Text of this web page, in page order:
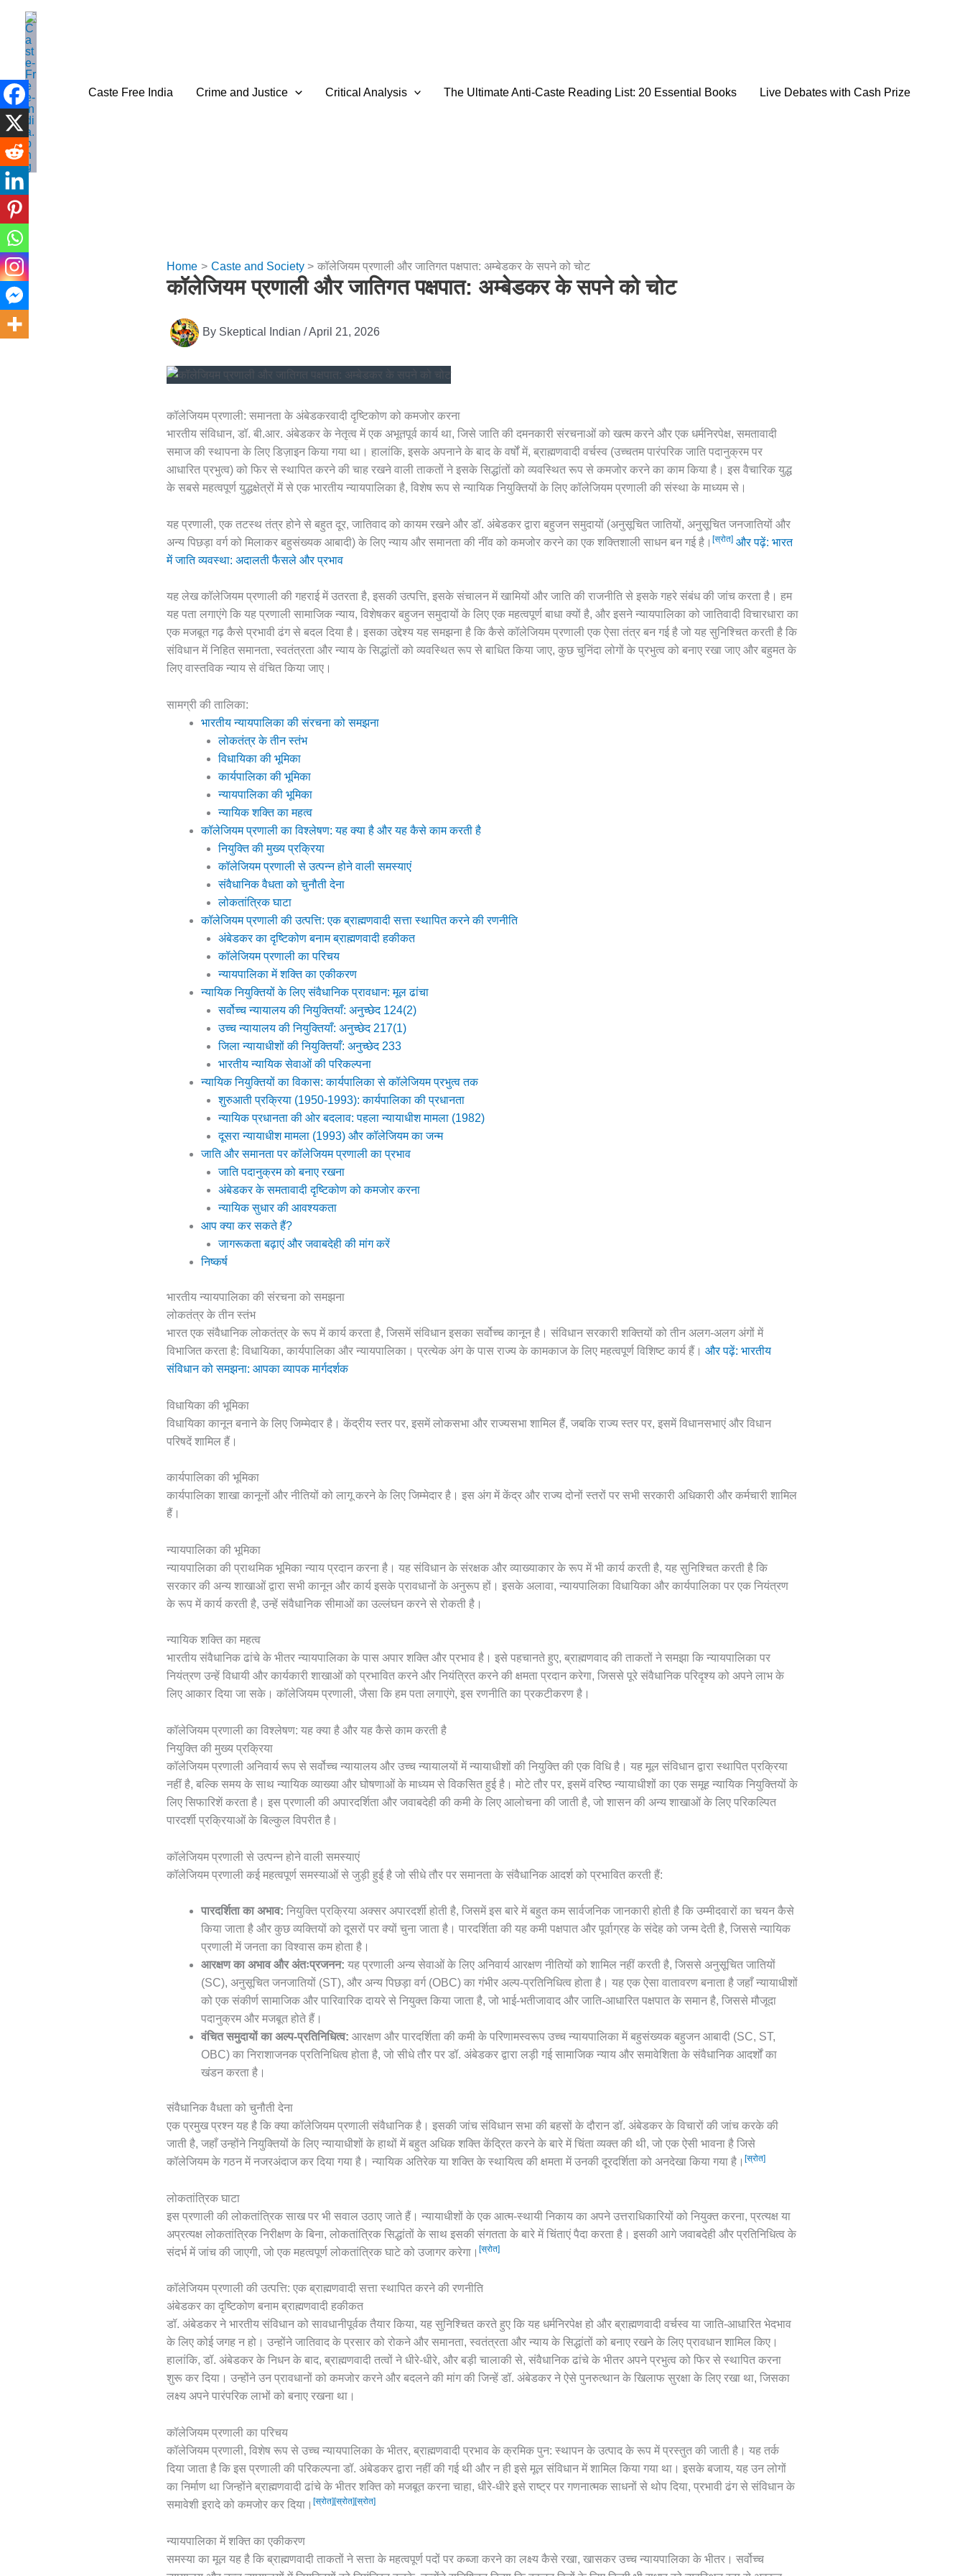
content
Caste Free India Crime and Justice Critical Analysis The Ultimate Anti-Caste Reading List: 20 Essential Books Live Debates with Cash Prize
Home Caste and Society कॉलेजियम प्रणाली और जातिगत पक्षपात: अम्बेडकर के सपने को चोट
कॉलेजियम प्रणाली और जातिगत पक्षपात: अम्बेडकर के सपने को चोट
By Skeptical Indian /April 21, 2026
कॉलेजियम प्रणाली: समानता के अंबेडकरवादी दृष्टिकोण को कमजोर करना
भारतीय संविधान, डॉ. बी.आर. अंबेडकर के नेतृत्व में एक अभूतपूर्व कार्य था, जिसे जाति की दमनकारी संरचनाओं को खत्म करने और एक धर्मनिरपेक्ष, समतावादी
समाज की स्थापना के लिए डिज़ाइन किया गया था। हालांकि, इसके अपनाने के बाद के वर्षों में, ब्राह्मणवादी वर्चस्व (उच्चतम पारंपरिक जाति पदानुक्रम पर
आधारित प्रभुत्व) को फिर से स्थापित करने की चाह रखने वाली ताकतों ने इसके सिद्धांतों को व्यवस्थित रूप से कमजोर करने का काम किया है। इस वैचारिक युद्ध
के सबसे महत्वपूर्ण युद्धक्षेत्रों में से एक भारतीय न्यायपालिका है, विशेष रूप से न्यायिक नियुक्तियों के लिए कॉलेजियम प्रणाली की संस्था के माध्यम से।
यह प्रणाली, एक तटस्थ तंत्र होने से बहुत दूर, जातिवाद को कायम रखने और डॉ. अंबेडकर द्वारा बहुजन समुदायों (अनुसूचित जातियों, अनुसूचित जनजातियों और
अन्य पिछड़ा वर्ग को मिलाकर बहुसंख्यक आबादी) के लिए न्याय और समानता की नींव को कमजोर करने का एक शक्तिशाली साधन बन गई है। [स्रोत] और पढ़ें: भारत
में जाति व्यवस्था: अदालती फैसले और प्रभाव
यह लेख कॉलेजियम प्रणाली की गहराई में उतरता है, इसकी उत्पत्ति, इसके संचालन में खामियों और जाति की राजनीति से इसके गहरे संबंध की जांच करता है। हम
यह पता लगाएंगे कि यह प्रणाली सामाजिक न्याय, विशेषकर बहुजन समुदायों के लिए एक महत्वपूर्ण बाधा क्यों है, और इसने न्यायपालिका को जातिवादी विचारधारा का
एक मजबूत गढ़ कैसे प्रभावी ढंग से बदल दिया है। इसका उद्देश्य यह समझना है कि कैसे कॉलेजियम प्रणाली एक ऐसा तंत्र बन गई है जो यह सुनिश्चित करती है कि
संविधान में निहित समानता, स्वतंत्रता और न्याय के सिद्धांतों को व्यवस्थित रूप से बाधित किया जाए, कुछ चुनिंदा लोगों के प्रभुत्व को बनाए रखा जाए और बहुमत के
लिए वास्तविक न्याय से वंचित किया जाए।
सामग्री की तालिका:
भारतीय न्यायपालिका की संरचना को समझना
लोकतंत्र के तीन स्तंभ
विधायिका की भूमिका
कार्यपालिका की भूमिका
न्यायपालिका की भूमिका
न्यायिक शक्ति का महत्व
कॉलेजियम प्रणाली का विश्लेषण: यह क्या है और यह कैसे काम करती है
नियुक्ति की मुख्य प्रक्रिया
कॉलेजियम प्रणाली से उत्पन्न होने वाली समस्याएं
संवैधानिक वैधता को चुनौती देना
लोकतांत्रिक घाटा
कॉलेजियम प्रणाली की उत्पत्ति: एक ब्राह्मणवादी सत्ता स्थापित करने की रणनीति
अंबेडकर का दृष्टिकोण बनाम ब्राह्मणवादी हकीकत
कॉलेजियम प्रणाली का परिचय
न्यायपालिका में शक्ति का एकीकरण
न्यायिक नियुक्तियों के लिए संवैधानिक प्रावधान: मूल ढांचा
सर्वोच्च न्यायालय की नियुक्तियाँ: अनुच्छेद 124(2)
उच्च न्यायालय की नियुक्तियाँ: अनुच्छेद 217(1)
जिला न्यायाधीशों की नियुक्तियाँ: अनुच्छेद 233
भारतीय न्यायिक सेवाओं की परिकल्पना
न्यायिक नियुक्तियों का विकास: कार्यपालिका से कॉलेजियम प्रभुत्व तक
शुरुआती प्रक्रिया (1950-1993): कार्यपालिका की प्रधानता
न्यायिक प्रधानता की ओर बदलाव: पहला न्यायाधीश मामला (1982)
दूसरा न्यायाधीश मामला (1993) और कॉलेजियम का जन्म
जाति और समानता पर कॉलेजियम प्रणाली का प्रभाव
जाति पदानुक्रम को बनाए रखना
अंबेडकर के समतावादी दृष्टिकोण को कमजोर करना
न्यायिक सुधार की आवश्यकता
आप क्या कर सकते हैं?
जागरूकता बढ़ाएं और जवाबदेही की मांग करें
निष्कर्ष
भारतीय न्यायपालिका की संरचना को समझना
लोकतंत्र के तीन स्तंभ
भारत एक संवैधानिक लोकतंत्र के रूप में कार्य करता है, जिसमें संविधान इसका सर्वोच्च कानून है। संविधान सरकारी शक्तियों को तीन अलग-अलग अंगों में
विभाजित करता है: विधायिका, कार्यपालिका और न्यायपालिका। प्रत्येक अंग के पास राज्य के कामकाज के लिए महत्वपूर्ण विशिष्ट कार्य हैं। और पढ़ें: भारतीय
संविधान को समझना: आपका व्यापक मार्गदर्शक
विधायिका की भूमिका
विधायिका कानून बनाने के लिए जिम्मेदार है। केंद्रीय स्तर पर, इसमें लोकसभा और राज्यसभा शामिल हैं, जबकि राज्य स्तर पर, इसमें विधानसभाएं और विधान
परिषदें शामिल हैं।
कार्यपालिका की भूमिका
कार्यपालिका शाखा कानूनों और नीतियों को लागू करने के लिए जिम्मेदार है। इस अंग में केंद्र और राज्य दोनों स्तरों पर सभी सरकारी अधिकारी और कर्मचारी शामिल
हैं।
न्यायपालिका की भूमिका
न्यायपालिका की प्राथमिक भूमिका न्याय प्रदान करना है। यह संविधान के संरक्षक और व्याख्याकार के रूप में भी कार्य करती है, यह सुनिश्चित करती है कि
सरकार की अन्य शाखाओं द्वारा सभी कानून और कार्य इसके प्रावधानों के अनुरूप हों। इसके अलावा, न्यायपालिका विधायिका और कार्यपालिका पर एक नियंत्रण
के रूप में कार्य करती है, उन्हें संवैधानिक सीमाओं का उल्लंघन करने से रोकती है।
न्यायिक शक्ति का महत्व
भारतीय संवैधानिक ढांचे के भीतर न्यायपालिका के पास अपार शक्ति और प्रभाव है। इसे पहचानते हुए, ब्राह्मणवाद की ताकतों ने समझा कि न्यायपालिका पर
नियंत्रण उन्हें विधायी और कार्यकारी शाखाओं को प्रभावित करने और नियंत्रित करने की क्षमता प्रदान करेगा, जिससे पूरे संवैधानिक परिदृश्य को अपने लाभ के
लिए आकार दिया जा सके। कॉलेजियम प्रणाली, जैसा कि हम पता लगाएंगे, इस रणनीति का प्रकटीकरण है।
कॉलेजियम प्रणाली का विश्लेषण: यह क्या है और यह कैसे काम करती है
नियुक्ति की मुख्य प्रक्रिया
कॉलेजियम प्रणाली अनिवार्य रूप से सर्वोच्च न्यायालय और उच्च न्यायालयों में न्यायाधीशों की नियुक्ति की एक विधि है। यह मूल संविधान द्वारा स्थापित प्रक्रिया
नहीं है, बल्कि समय के साथ न्यायिक व्याख्या और घोषणाओं के माध्यम से विकसित हुई है। मोटे तौर पर, इसमें वरिष्ठ न्यायाधीशों का एक समूह न्यायिक नियुक्तियों के
लिए सिफारिशें करता है। इस प्रणाली की अपारदर्शिता और जवाबदेही की कमी के लिए आलोचना की जाती है, जो शासन की अन्य शाखाओं के लिए परिकल्पित
पारदर्शी प्रक्रियाओं के बिल्कुल विपरीत है।
कॉलेजियम प्रणाली से उत्पन्न होने वाली समस्याएं
कॉलेजियम प्रणाली कई महत्वपूर्ण समस्याओं से जुड़ी हुई है जो सीधे तौर पर समानता के संवैधानिक आदर्श को प्रभावित करती हैं:
पारदर्शिता का अभाव: नियुक्ति प्रक्रिया अक्सर अपारदर्शी होती है, जिसमें इस बारे में बहुत कम सार्वजनिक जानकारी होती है कि उम्मीदवारों का चयन कैसे
किया जाता है और कुछ व्यक्तियों को दूसरों पर क्यों चुना जाता है। पारदर्शिता की यह कमी पक्षपात और पूर्वाग्रह के संदेह को जन्म देती है, जिससे न्यायिक
प्रणाली में जनता का विश्वास कम होता है।
आरक्षण का अभाव और अंतःप्रजनन: यह प्रणाली अन्य सेवाओं के लिए अनिवार्य आरक्षण नीतियों को शामिल नहीं करती है, जिससे अनुसूचित जातियों
(SC), अनुसूचित जनजातियों (ST), और अन्य पिछड़ा वर्ग (OBC) का गंभीर अल्प-प्रतिनिधित्व होता है। यह एक ऐसा वातावरण बनाता है जहाँ न्यायाधीशों
को एक संकीर्ण सामाजिक और पारिवारिक दायरे से नियुक्त किया जाता है, जो भाई-भतीजावाद और जाति-आधारित पक्षपात के समान है, जिससे मौजूदा
पदानुक्रम और मजबूत होते हैं।
वंचित समुदायों का अल्प-प्रतिनिधित्व: आरक्षण और पारदर्शिता की कमी के परिणामस्वरूप उच्च न्यायपालिका में बहुसंख्यक बहुजन आबादी (SC, ST,
OBC) का निराशाजनक प्रतिनिधित्व होता है, जो सीधे तौर पर डॉ. अंबेडकर द्वारा लड़ी गई सामाजिक न्याय और समावेशिता के संवैधानिक आदर्शों का
खंडन करता है।
संवैधानिक वैधता को चुनौती देना
एक प्रमुख प्रश्न यह है कि क्या कॉलेजियम प्रणाली संवैधानिक है। इसकी जांच संविधान सभा की बहसों के दौरान डॉ. अंबेडकर के विचारों की जांच करके की
जाती है, जहाँ उन्होंने नियुक्तियों के लिए न्यायाधीशों के हाथों में बहुत अधिक शक्ति केंद्रित करने के बारे में चिंता व्यक्त की थी, जो एक ऐसी भावना है जिसे
कॉलेजियम के गठन में नजरअंदाज कर दिया गया है। न्यायिक अतिरेक या शक्ति के स्थायित्व की क्षमता में उनकी दूरदर्शिता को अनदेखा किया गया है। [स्रोत]
लोकतांत्रिक घाटा
इस प्रणाली की लोकतांत्रिक साख पर भी सवाल उठाए जाते हैं। न्यायाधीशों के एक आत्म-स्थायी निकाय का अपने उत्तराधिकारियों को नियुक्त करना, प्रत्यक्ष या
अप्रत्यक्ष लोकतांत्रिक निरीक्षण के बिना, लोकतांत्रिक सिद्धांतों के साथ इसकी संगतता के बारे में चिंताएं पैदा करता है। इसकी आगे जवाबदेही और प्रतिनिधित्व के
संदर्भ में जांच की जाएगी, जो एक महत्वपूर्ण लोकतांत्रिक घाटे को उजागर करेगा। [स्रोत]
कॉलेजियम प्रणाली की उत्पत्ति: एक ब्राह्मणवादी सत्ता स्थापित करने की रणनीति
अंबेडकर का दृष्टिकोण बनाम ब्राह्मणवादी हकीकत
डॉ. अंबेडकर ने भारतीय संविधान को सावधानीपूर्वक तैयार किया, यह सुनिश्चित करते हुए कि यह धर्मनिरपेक्ष हो और ब्राह्मणवादी वर्चस्व या जाति-आधारित भेदभाव
के लिए कोई जगह न हो। उन्होंने जातिवाद के प्रसार को रोकने और समानता, स्वतंत्रता और न्याय के सिद्धांतों को बनाए रखने के लिए प्रावधान शामिल किए।
हालांकि, डॉ. अंबेडकर के निधन के बाद, ब्राह्मणवादी तत्वों ने धीरे-धीरे, और बड़ी चालाकी से, संवैधानिक ढांचे के भीतर अपने प्रभुत्व को फिर से स्थापित करना
शुरू कर दिया। उन्होंने उन प्रावधानों को कमजोर करने और बदलने की मांग की जिन्हें डॉ. अंबेडकर ने ऐसे पुनरुत्थान के खिलाफ सुरक्षा के लिए रखा था, जिसका
लक्ष्य अपने पारंपरिक लाभों को बनाए रखना था।
कॉलेजियम प्रणाली का परिचय
कॉलेजियम प्रणाली, विशेष रूप से उच्च न्यायपालिका के भीतर, ब्राह्मणवादी प्रभाव के क्रमिक पुन: स्थापन के उत्पाद के रूप में प्रस्तुत की जाती है। यह तर्क
दिया जाता है कि इस प्रणाली की परिकल्पना डॉ. अंबेडकर द्वारा नहीं की गई थी और न ही इसे मूल संविधान में शामिल किया गया था। इसके बजाय, यह उन लोगों
का निर्माण था जिन्होंने ब्राह्मणवादी ढांचे के भीतर शक्ति को मजबूत करना चाहा, धीरे-धीरे इसे राष्ट्र पर गणनात्मक साधनों से थोप दिया, प्रभावी ढंग से संविधान के
समावेशी इरादे को कमजोर कर दिया। [स्रोत][स्रोत][स्रोत]
न्यायपालिका में शक्ति का एकीकरण
समस्या का मूल यह है कि ब्राह्मणवादी ताकतों ने सत्ता के महत्वपूर्ण पदों पर कब्जा करने का लक्ष्य कैसे रखा, खासकर उच्च न्यायपालिका के भीतर। सर्वोच्च